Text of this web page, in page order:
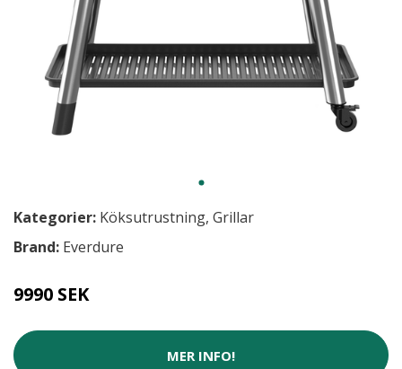
Kategorier: Köksutrustning, Grillar
Brand: Everdure
9990 SEK
MER INFO!